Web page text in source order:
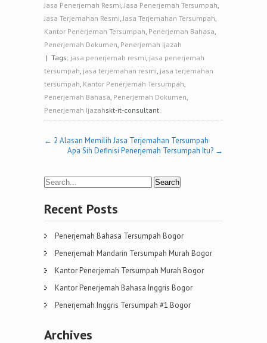
Jasa Penerjemah Resmi,Jasa Penerjemah Tersumpah,
Jasa Terjemahan Resmi,Jasa Terjemahan Tersumpah,
Kantor Penerjemah Tersumpah, Penerjemah Bahasa,
Penerjemah Dokumen, Penerjemah Ijazah
| Tags: jasa penerjemah resmi, jasa penerjemah
tersumpah, jasa terjemahan resmi, jasa terjemahan
tersumpah, Kantor Penerjemah Tersumpah,
Penerjemah Bahasa, Penerjemah Dokumen,
Penerjemah Ijazahskt-it-consultant
Post
navigation
← 2 Alasan Memilih Jasa Terjemahan Tersumpah
Apa Sih Definisi Penerjemah Tersumpah Itu? →
Recent Posts
Penerjemah Bahasa Tersumpah Bogor
Penerjemah Mandarin Tersumpah Murah Bogor
Kantor Penerjemah Tersumpah Murah Bogor
Kantor Penerjemah Bahasa Inggris Bogor
Penerjemah Inggris Tersumpah #1 Bogor
Archives